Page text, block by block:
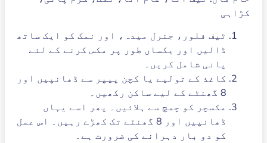
کڑاہی
ٹیف فلور، جنرل میدہ، اور نمک کو ایک ساتھ
ڈالیں اور یکساں طور پر مکس کرنے کے لئے
پانی شامل کریں۔
کاغذ کے تولیے یا کچن پیپر سے ڈھانپیں اور
8 گھنٹے کے لیے ساکن رکھیں۔
مکسچر کو چمچ سے ہلائیں۔ پھر اسے یہاں
ڈھانپیں اور 8 گھنٹے تک کھڑے رہیں۔ اس عمل
کو دو بار دہرانے کی ضرورت ہے۔